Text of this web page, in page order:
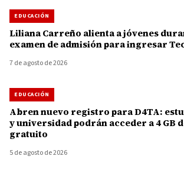
EDUCACIÓN
Liliana Carreño alienta a jóvenes
examen de admisión para ingresar
7 de agosto de 2026
EDUCACIÓN
Abren nuevo registro para D4TA:
y universidad podrán acceder a 4 GB
gratuito
5 de agosto de 2026